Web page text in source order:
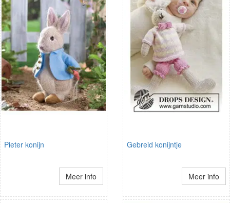
Pieter konijn
Meer info
Gebreid konijntje
Meer info